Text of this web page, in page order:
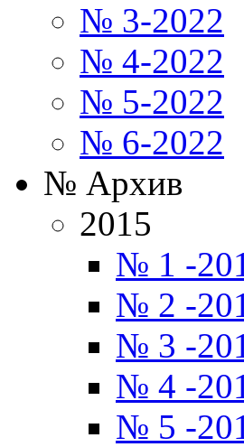
№ 3-2022
№ 4-2022
№ 5-2022
№ 6-2022
№ Архив
2015
№ 1 -
№ 2 -
№ 3 -
№ 4 -
№ 5 -